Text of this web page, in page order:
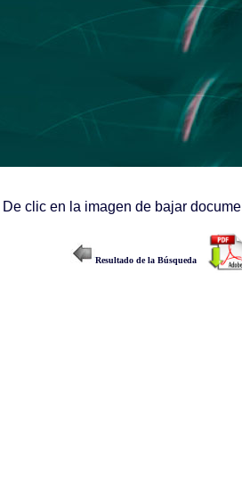
De clic en la imagen de bajar
Resultado de la Búsqueda